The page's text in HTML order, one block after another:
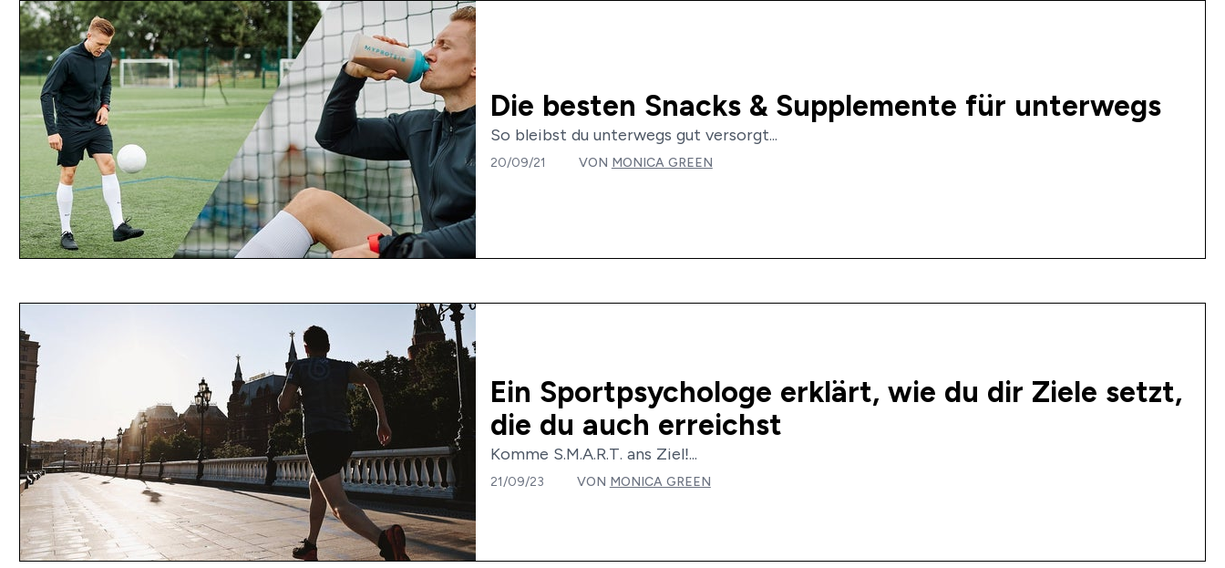
Die besten Snacks & Supplemente für unterwegs
So bleibst du unterwegs gut versorgt...
20/09/21 VON MONICA GREEN
Ein Sportpsychologe erklärt, wie du dir Ziele setzt,
die du auch erreichst
Komme S.M.A.R.T. ans Ziel!...
21/09/23 VON MONICA GREEN